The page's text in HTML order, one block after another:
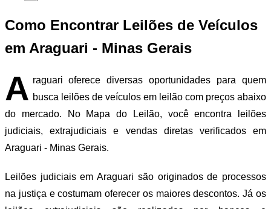
Como Encontrar Leilões de Veículos
em Araguari - Minas Gerais
A raguari oferece diversas oportunidades para quem
busca leilões de veículos em leilão com preços abaixo
do mercado. No Mapa do Leilão, você encontra leilões
judiciais, extrajudiciais e vendas diretas verificados em
Araguari - Minas Gerais.
Leilões judiciais em Araguari são originados de processos
na justiça e costumam oferecer os maiores descontos. Já os